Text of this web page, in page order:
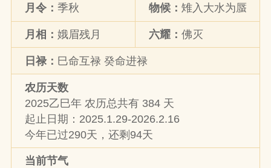
月令：季秋 物候：雉入大水为蜃
月相：娥眉残月 六耀：佛灭
日禄： 巳命互禄 癸命进禄
农历天数
2025乙巳年 农历总共有 384 天
起止日期：2025.1.29-2026.2.16
今年已过290天，还剩94天
当前节气